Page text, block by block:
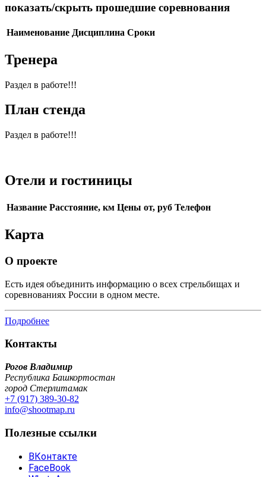
показать/скрыть прошедшие соревнования
Наименование Дисциплина Сроки
Тренера
Раздел в работе!!!
План стенда
Раздел в работе!!!
Отели и гостиницы
Название Расстояние, км Цены от, руб Телефон
Карта
О проекте
Есть идея объединить информацию о всех стрельбищах и
соревнованиях России в одном месте.
Подробнее
Контакты
Рогов Владимир
Республика Башкортостан
город Стерлитамак
+7 (917) 389-30-82
info@shootmap.ru
Полезные ссылки
ВКонтакте
FaceBook